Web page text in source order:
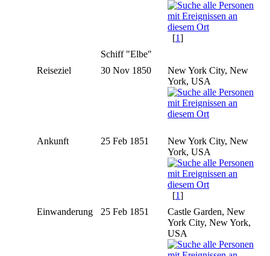
[1]
Schiff "Elbe"
Reiseziel
30 Nov 1850
New York City, New
York, USA
Ankunft 25 Feb 1851
New York City, New
York, USA
[1]
Einwanderung
25 Feb 1851
Castle Garden, New
York City, New York,
USA